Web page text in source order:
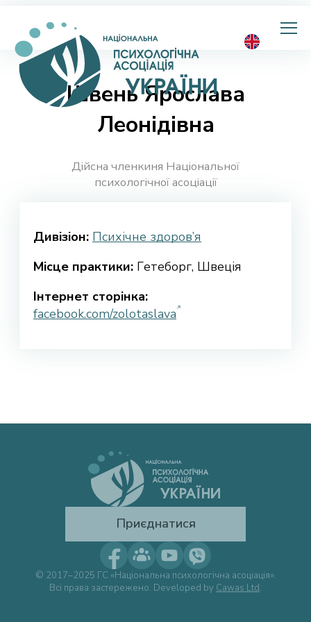
Національна
психологічна
Швень Ярослава
Леонідівна
Дійсна членкиня Національної
психологічної асоціації
Дивізіон: Психічне здоров’я
Місце практики: Гeтеборг, Швеція
Інтернет сторінка:
facebook.com/zolotaslava
Приєднатися
© 2017–2025 ГС «Національна психологічна асоціація».
Всі права застережено. Developed by Cawas Ltd.